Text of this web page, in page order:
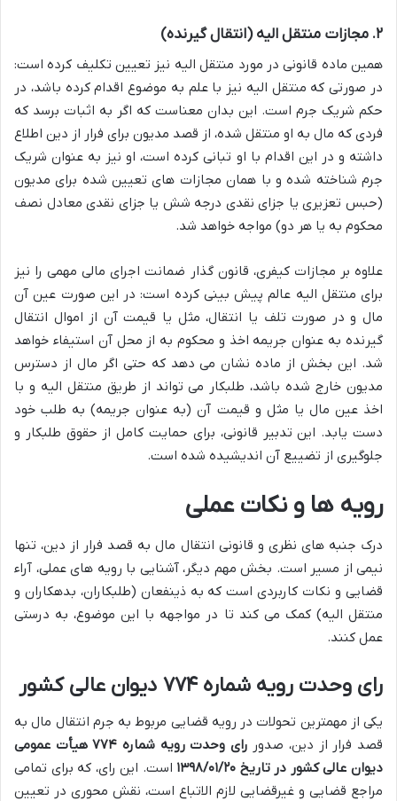
۲. مجازات منتقل الیه (انتقال گیرنده)
همین ماده قانونی در مورد منتقل الیه نیز تعیین تکلیف کرده است:
در صورتی که منتقل الیه نیز با علم به موضوع اقدام کرده باشد، در
حکم شریک جرم است. این بدان معناست که اگر به اثبات برسد که
فردی که مال به او منتقل شده، از قصد مدیون برای فرار از دین اطلاع
داشته و در این اقدام با او تبانی کرده است، او نیز به عنوان شریک
جرم شناخته شده و با همان مجازات های تعیین شده برای مدیون
(حبس تعزیری یا جزای نقدی درجه شش یا جزای نقدی معادل نصف
محکوم به یا هر دو) مواجه خواهد شد.
علاوه بر مجازات کیفری، قانون گذار ضمانت اجرای مالی مهمی را نیز
برای منتقل الیه عالم پیش بینی کرده است: در این صورت عین آن
مال و در صورت تلف یا انتقال، مثل یا قیمت آن از اموال انتقال
گیرنده به عنوان جریمه اخذ و محکوم به از محل آن استیفاء خواهد
شد. این بخش از ماده نشان می دهد که حتی اگر مال از دسترس
مدیون خارج شده باشد، طلبکار می تواند از طریق منتقل الیه و با
اخذ عین مال یا مثل و قیمت آن (به عنوان جریمه) به طلب خود
دست یابد. این تدبیر قانونی، برای حمایت کامل از حقوق طلبکار و
جلوگیری از تضییع آن اندیشیده شده است.
رویه ها و نکات عملی
درک جنبه های نظری و قانونی انتقال مال به قصد فرار از دین، تنها
نیمی از مسیر است. بخش مهم دیگر، آشنایی با رویه های عملی، آراء
قضایی و نکات کاربردی است که به ذینفعان (طلبکاران، بدهکاران و
منتقل الیه) کمک می کند تا در مواجهه با این موضوع، به درستی
عمل کنند.
رای وحدت رویه شماره ۷۷۴ دیوان عالی کشور
یکی از مهمترین تحولات در رویه قضایی مربوط به جرم انتقال مال به
قصد فرار از دین، صدور
رای وحدت رویه شماره ۷۷۴ هیأت عمومی
دیوان عالی کشور در تاریخ ۱۳۹۸/۰۱/۲۰
است. این رای، که برای تمامی
مراجع قضایی و غیرقضایی لازم الاتباع است، نقش محوری در تعیین